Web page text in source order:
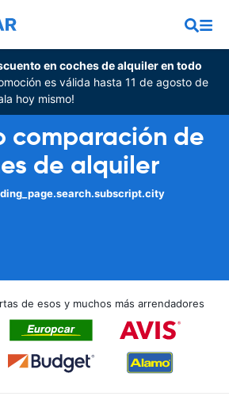
en coches de alquiler en todo
es válida hasta 11 de agosto de
hoy mismo!
comparación de
de alquiler
de esos y muchos más arrendadores